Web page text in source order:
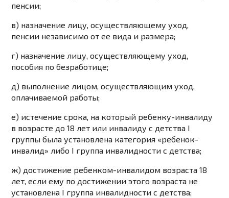
пенсии;
в) назначение лицу, осуществляющему уход,
пенсии независимо от ее вида и размера;
г) назначение лицу, осуществляющему уход,
пособия по безработице;
д) выполнение лицом, осуществляющим уход,
оплачиваемой работы;
е) истечение срока, на который ребенку-инвалиду
в возрасте до 18 лет или инвалиду с детства I
группы была установлена категория «ребенок-
инвалид» либо I группа инвалидности с детства;
ж) достижение ребенком-инвалидом возраста 18
лет, если ему по достижении этого возраста не
установлена I группа инвалидности с детства;